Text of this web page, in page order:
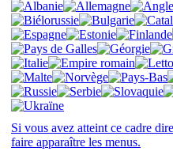
Si vous avez atteint ce cadre
faire apparaître les menus.